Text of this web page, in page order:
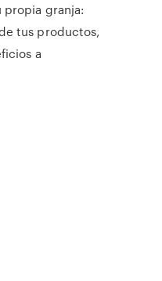
propia granja:
tus productos,
a